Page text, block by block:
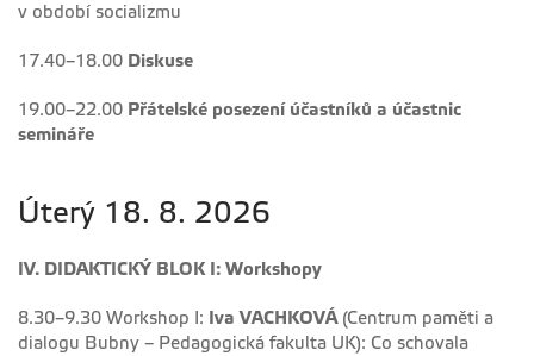
v období socializmu
17.40–18.00 Diskuse
19.00–22.00 Přátelské posezení účastníků a účastnic
semináře
Úterý 18. 8. 2026
IV. DIDAKTICKÝ BLOK I: Workshopy
8.30–9.30 Workshop I: Iva VACHKOVÁ(Centrum paměti a
dialogu Bubny – Pedagogická fakulta UK): Co schovala